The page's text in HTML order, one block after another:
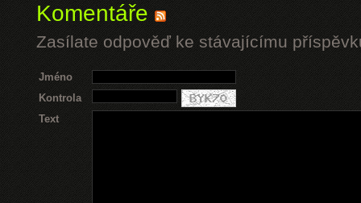
Komentáře
Zasílate odpověď ke stávajícímu
Jméno
Kontrola
Text